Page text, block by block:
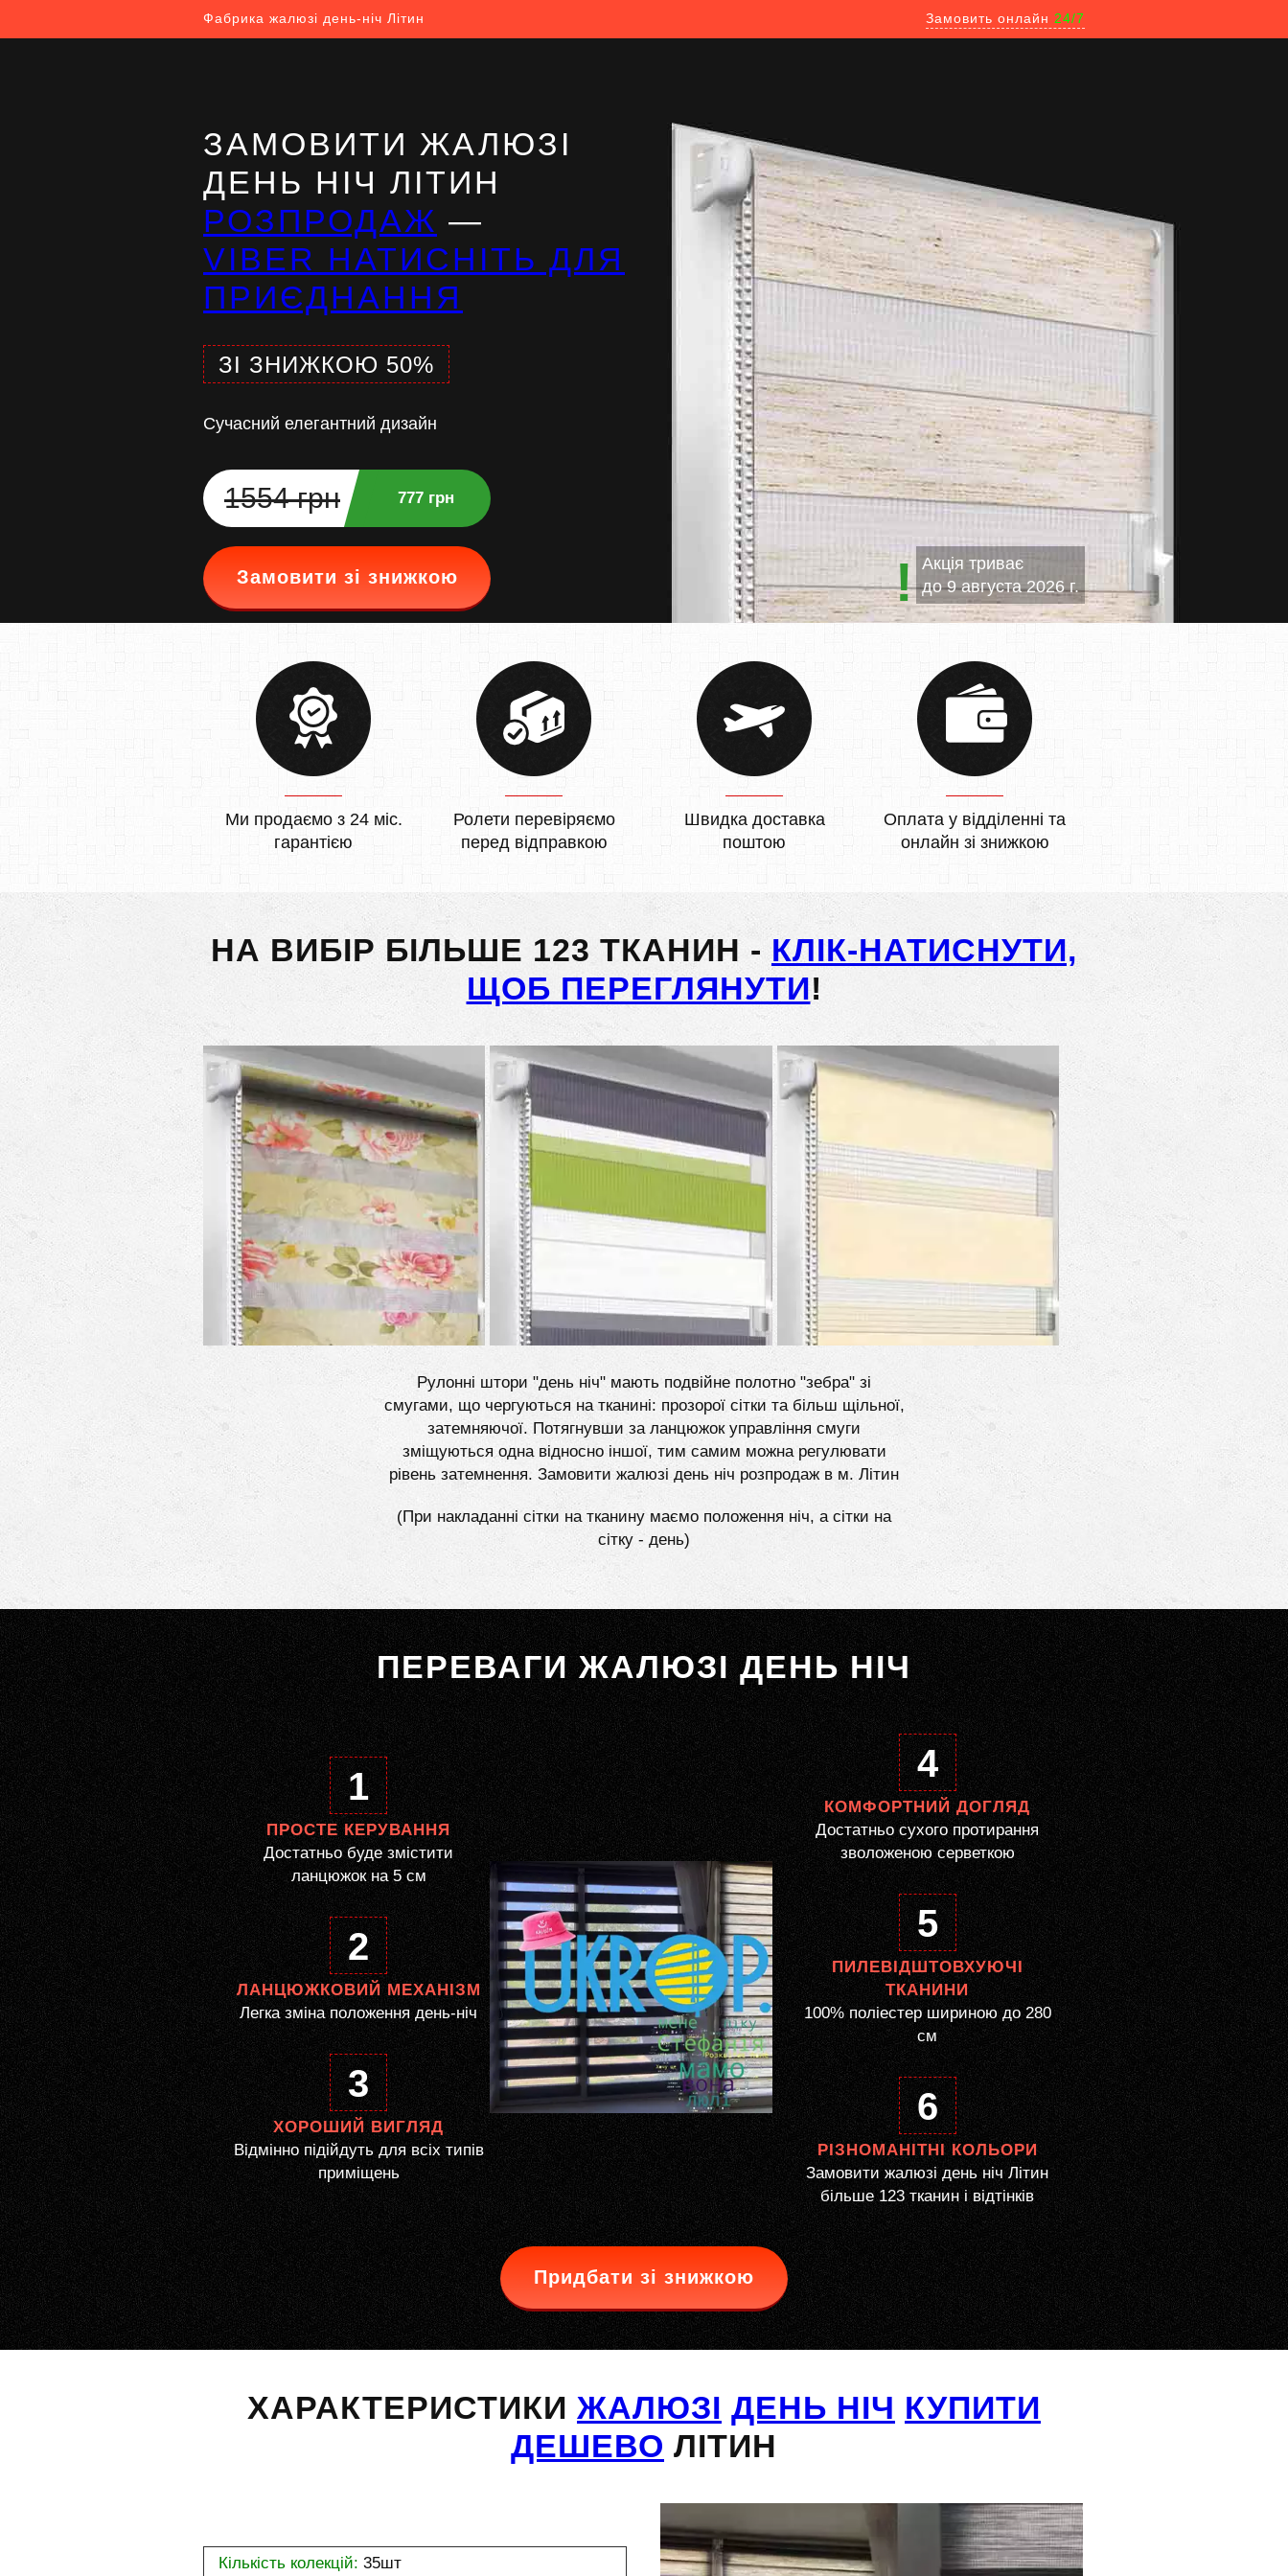
Фабрика жалюзі день-ніч Літин Замовить онлайн 24/7
ЗАМОВИТИ ЖАЛЮЗІ
ДЕНЬ НІЧ ЛІТИН
РОЗПРОДАЖ —
VIBER НАТИСНІТЬ ДЛЯ
ПРИЄДНАННЯ
ЗІ ЗНИЖКОЮ 50%
Сучасний елегантний дизайн
1554 грн 777 грн
Замовити зі знижкою
Акція триває
до9 августа 2026 г.
Ми продаємо з 24 міс.
гарантією
Ролети перевіряємо
перед відправкою
Швидка доставка
поштою
Оплата у відділенні та
онлайн зі знижкою
НА ВИБІР БІЛЬШЕ 123 ТКАНИН - КЛІК-НАТИСНУТИ,
ЩОБ ПЕРЕГЛЯНУТИ!
Рулонні штори "день ніч" мають подвійне полотно "зебра" зі
смугами, що чергуються на тканині: прозорої сітки та більш щільної,
затемняючої. Потягнувши за ланцюжок управління смуги
зміщуються одна відносно іншої, тим самим можна регулювати
рівень затемнення. Замовити жалюзі день ніч розпродаж в м. Літин
(При накладанні сітки на тканину маємо положення ніч, а сітки на
сітку - день)
ПЕРЕВАГИ ЖАЛЮЗІ ДЕНЬ НІЧ
1
ПРОСТЕ КЕРУВАННЯ
Достатньо буде змістити
ланцюжок на 5 см
2
ЛАНЦЮЖКОВИЙ МЕХАНІЗМ
Легка зміна положення день-ніч
3
ХОРОШИЙ ВИГЛЯД
Відмінно підійдуть для всіх типів
приміщень
4
КОМФОРТНИЙ ДОГЛЯД
Достатньо сухого протирання
зволоженою серветкою
5
ПИЛЕВІДШТОВХУЮЧІ
ТКАНИНИ
100% поліестер шириною до 280
см
6
РІЗНОМАНІТНІ КОЛЬОРИ
Замовити жалюзі день ніч Літин
більше 123 тканин і відтінків
Придбати зі знижкою
ХАРАКТЕРИСТИКИ ЖАЛЮЗІ ДЕНЬ НІЧ КУПИТИ
ДЕШЕВО ЛІТИН
Кількість колекцій: 35шт